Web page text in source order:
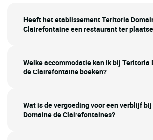
Heeft het etablissement Teritoria
Clairefontaine een restaurant ter
Welke accommodatie kan ik bij Teritoria
de Clairefontaine boeken?
Wat is de vergoeding voor een verblijf
Domaine de Clairefontaines?